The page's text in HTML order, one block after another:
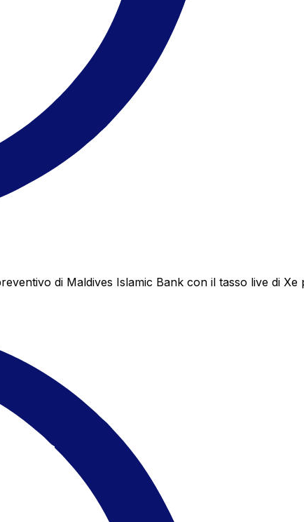
di Maldives Islamic Bank con il tasso live di Xe